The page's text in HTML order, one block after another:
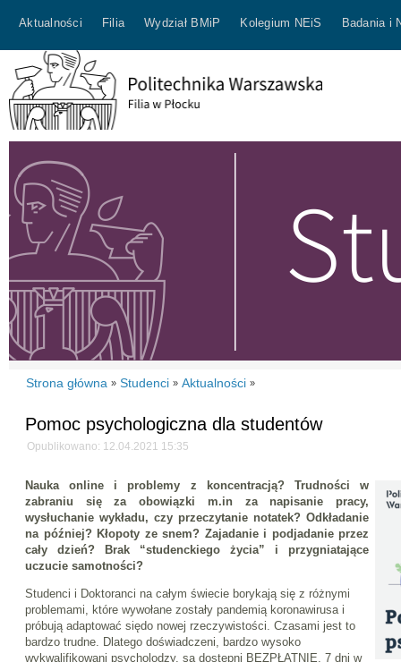
Aktualności Filia Wydział BMiP Kolegium NEiS Badania i
Strona główna » Studenci » Aktualności »
Pomoc psychologiczna dla studentów
Opublikowano: 12.04.2021 15:35
Nauka online i problemy z koncentracją? Trudności w
zabraniu się za obowiązki m.in za napisanie pracy,
wysłuchanie wykładu, czy przeczytanie notatek? Odkładanie
na później? Kłopoty ze snem? Zajadanie i podjadanie przez
cały dzień? Brak “studenckiego życia” i przygniatające
uczucie samotności?
Studenci i Doktoranci na całym świecie borykają się z różnymi
problemami, które wywołane zostały pandemią koronawirusa i
próbują adaptować siędo nowej rzeczywistości. Czasami jest to
bardzo trudne. Dlatego doświadczeni, bardzo wysoko
wykwalifikowani psycholodzy, są dostępni BEZPŁATNIE, 7 dni w